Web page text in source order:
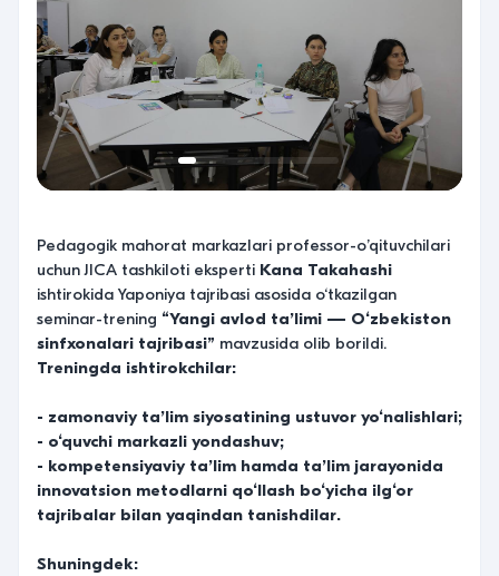
Pedagogik mahorat markazlari professor-o’qituvchilari
uchun JICA tashkiloti eksperti Kana Takahashi
ishtirokida Yaponiya tajribasi asosida o‘tkazilgan
seminar-trening “Yangi avlod ta’limi — O‘zbekiston
sinfxonalari tajribasi” mavzusida olib borildi.
Treningda ishtirokchilar:
- zamonaviy ta’lim siyosatining ustuvor yo‘nalishlari;
- o‘quvchi markazli yondashuv;
- kompetensiyaviy ta’lim hamda ta’lim jarayonida
innovatsion metodlarni qo‘llash bo‘yicha ilg‘or
tajribalar bilan yaqindan tanishdilar.
Shuningdek: